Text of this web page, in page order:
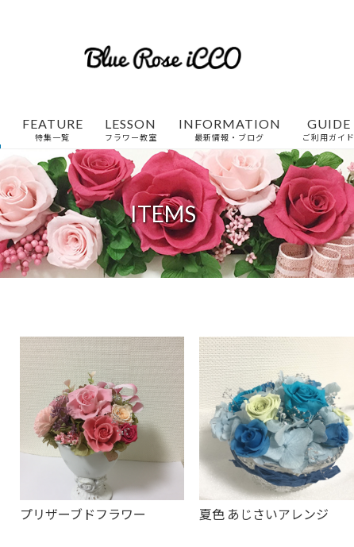
FEATURE
特集一覧
LESSON
フラワー教室
INFORMATION
最新情報・ブログ
GUIDE
ご利用ガイド
ITEMS
プリザーブドフラワー 夏色 あじさいアレンジ